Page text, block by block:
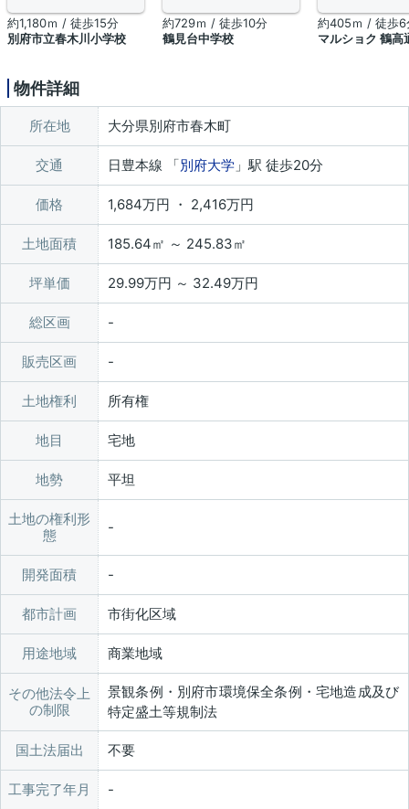
約1,180ｍ / 徒歩15分
別府市立春木川小学校
約729ｍ / 徒歩10分
鶴見台中学校
約405ｍ / 徒歩6
マルショク 鶴高
物件詳細
所在地 大分県別府市春木町
交通 日豊本線 「別府大学 」駅 徒歩20分
価格 1,684万円 ・ 2,416万円
土地面積 185.64㎡ ～ 245.83㎡
坪単価 29.99万円 ～ 32.49万円
総区画
販売区画
土地権利 所有権
地目 宅地
地勢 平坦
土地の権利形
態
開発面積
都市計画 市街化区域
用途地域 商業地域
その他法令上
の制限
景観条例・別府市環境保全条例・宅地造成及び
特定盛土等規制法
国土法届出 不要
工事完了年月